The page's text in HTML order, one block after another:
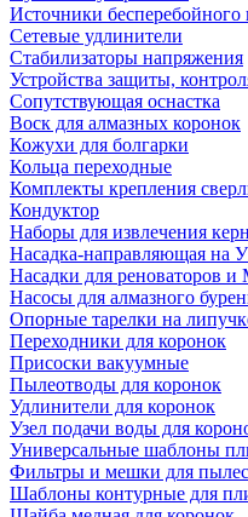
Источники бесперебойного
Сетевые удлинители
Стабилизаторы напряжения
Устройства защиты,
Сопутствующая оснастка
Воск для алмазных коронок
Кожухи для болгарки
Кольца переходные
Комплекты крепления
Кондуктор
Наборы для извлечения
Насадка-направляющая на
Насадки для реноваторов
Насосы для алмазного
Опорные тарелки на
Переходники для коронок
Присоски вакуумные
Пылеотводы для коронок
Удлинители для коронок
Узел подачи воды для
Универсальные шаблоны
Фильтры и мешки для
Шаблоны контурные для